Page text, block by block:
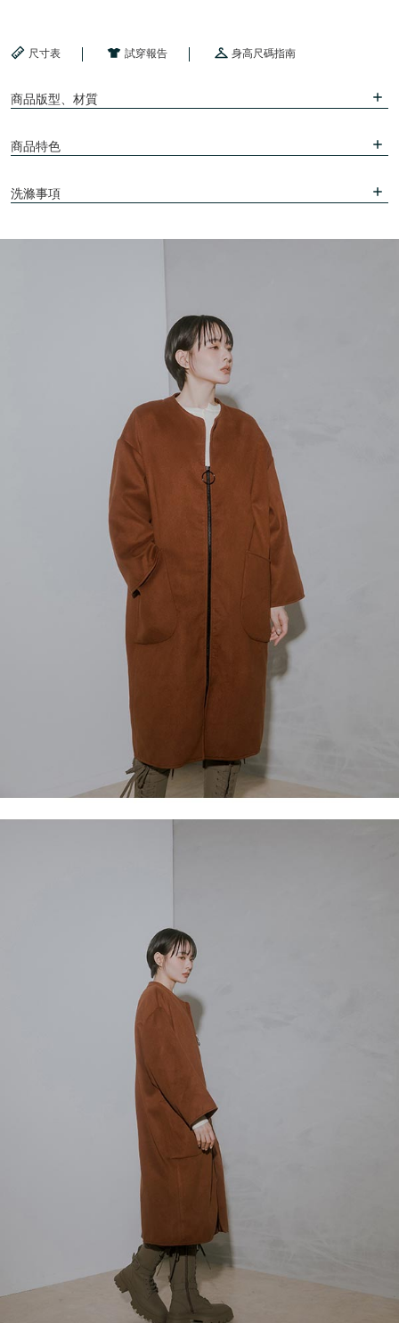
尺寸表 試穿報告 身高尺碼指南
商品版型、材質
商品特色
洗滌事項